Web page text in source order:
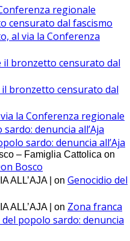
regionale
censurato dal fascismo
al via la Conferenza
il bronzetto censurato dal
il bronzetto censurato dal
la Conferenza regionale
denuncia all’Aja
sardo: denuncia all’Aja
– Famiglia Cattolica on
Bosco
ALL’AJA | on Genocidio del
ALL’AJA | on Zona franca
del popolo sardo: denuncia